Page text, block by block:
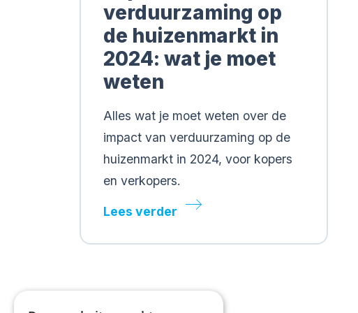
verduurzaming op
de huizenmarkt in
2024: wat je moet
weten
Alles wat je moet weten over de
impact van verduurzaming op de
huizenmarkt in 2024, voor kopers
en verkopers.
Lees verder